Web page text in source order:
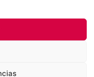
Janeiro/RJ